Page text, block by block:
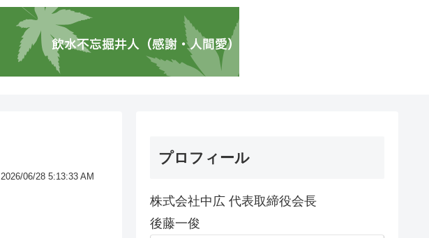
2026/06/28 5:13:33 AM
プロフィール
株式会社中広 代表取締役会長
後藤一俊